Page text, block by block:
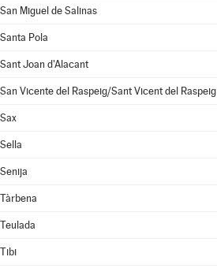
San Miguel de Salinas
Santa Pola
Sant Joan d'Alacant
San Vicente del Raspeig/Sant Vicent del Raspeig
Sax
Sella
Senija
Tàrbena
Teulada
Tibi